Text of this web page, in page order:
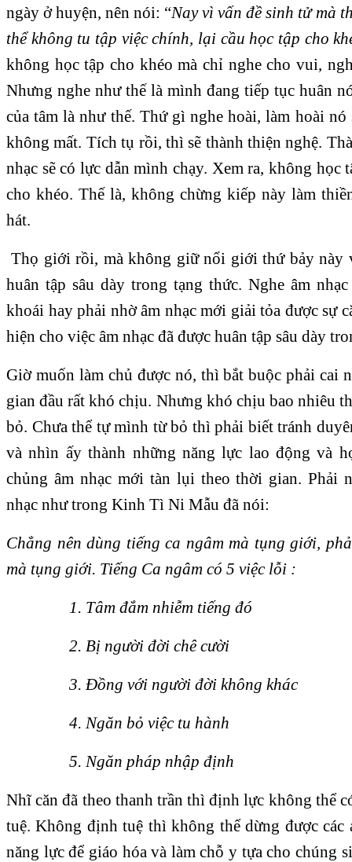
ngày ở huyện, nên nói: “Nay vì vấn đề sinh tử mà
thể không tu tập việc chính, lại cầu học tập cho
không học tập cho khéo mà chỉ nghe cho vui,
Nhưng nghe như thế là mình đang tiếp tục huân
của tâm là như thế. Thứ gì nghe hoài, làm hoài
không mất. Tích tụ rồi, thì sẽ thành thiện nghệ.
nhạc sẽ có lực dẫn mình chạy. Xem ra, không học
cho khéo. Thế là, không chừng kiếp này làm
hát.
Thọ giới rồi, mà không giữ nổi giới thứ bảy này
huân tập sâu dày trong tạng thức. Nghe âm
khoái hay phải nhờ âm nhạc mới giải tỏa được sự
hiện cho việc âm nhạc đã được huân tập sâu dày
Giờ muốn làm chủ được nó, thì bắt buộc phải cai
gian đầu rất khó chịu. Nhưng khó chịu bao nhiêu
bỏ. Chưa thể tự mình từ bỏ thì phải biết tránh
và nhìn ấy thành những năng lực lao động và
chủng âm nhạc mới tàn lụi theo thời gian. Phải
nhạc như trong Kinh Tì Ni Mẫu đã nói:
Chẳng nên dùng tiếng ca ngâm mà tụng giới,
mà tụng giới. Tiếng Ca ngâm có 5 việc lỗi :
1. Tâm đắm nhiễm tiếng đó
2. Bị người đời chê cười
3. Đồng với người đời không khác
4. Ngăn bỏ việc tu hành
5. Ngăn pháp nhập định
Nhĩ căn đã theo thanh trần thì định lực không thể
tuệ. Không định tuệ thì không thể dừng được các
năng lực để giáo hóa và làm chỗ y tựa cho chúng